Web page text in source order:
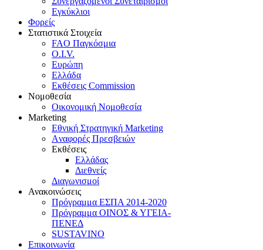
Εγκύκλιοι
Φορείς
Στατιστικά Στοιχεία
FAO Παγκόσμια
O.I.V.
Ευρώπη
Ελλάδα
Eκθέσεις Commission
Νομοθεσία
Οικονομική Νομοθεσία
Marketing
Eθνική Στρατηγική Marketing
Aναφορές Πρεσβειών
Eκθέσεις
Eλλάδας
Διεθνείς
Διαγωνισμοί
Ανακοινώσεις
Πρόγραμμα ΕΣΠΑ 2014-2020
Πρόγραμμα ΟΙΝΟΣ & ΥΓΕΙΑ-
ΠΕΝΕΔ
SUSTAVINO
Επικοινωνία